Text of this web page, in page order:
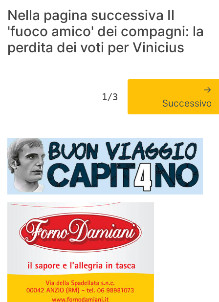
Nella pagina successiva Il
'fuoco amico' dei compagni: la
perdita dei voti per Vinicius
1/3
→
Successivo